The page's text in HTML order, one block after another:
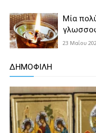
Μία
23 Μαΐου
ΔΗΜΟΦΙΛΗ